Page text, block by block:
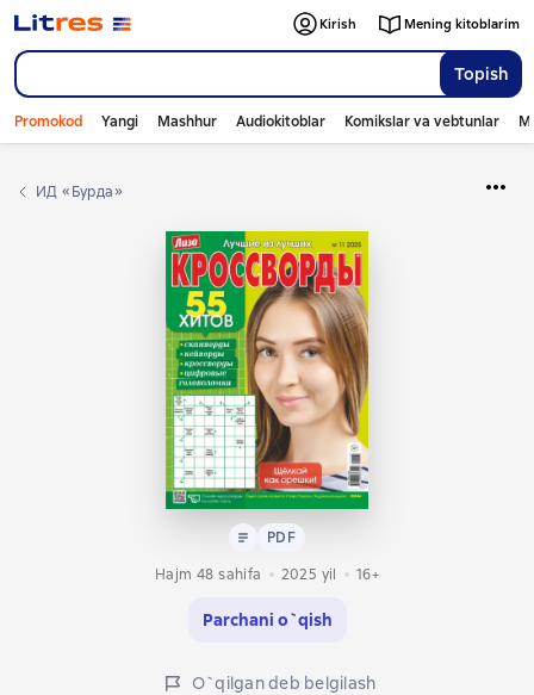
Topish
Kirish Mening kitoblarim
Promokod Yangi Mashhur Audiokitoblar Komikslar va vebtunlar
ИД «Бурда»
Matn PDF
PDF
Hajm 48 sahifa
2025 yil 16+
Parchani o`qish
O`qilgan deb belgilash